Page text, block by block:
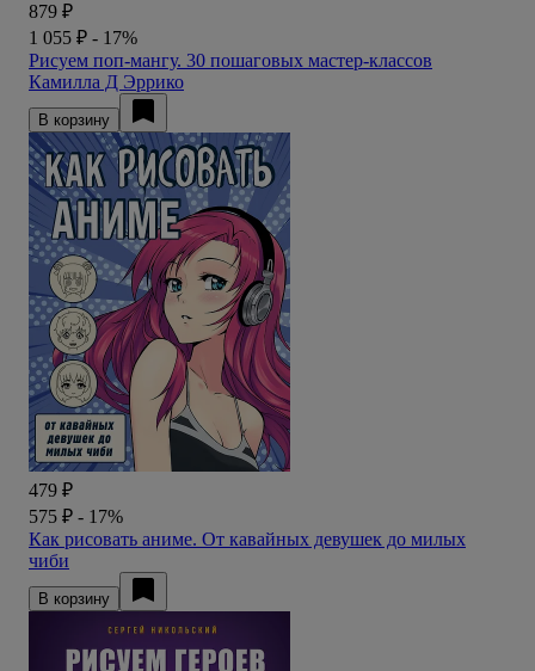
879 ₽
1 055 ₽ - 17%
Рисуем поп-мангу. 30 пошаговых мастер-классов
Камилла Д Эррико
В корзину
479 ₽
575 ₽ - 17%
Как рисовать аниме. От кавайных девушек до милых
чиби
В корзину